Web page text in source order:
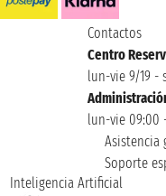
Contactos
Centro
lun-vie 9/19 -
lun-vie 09:00
Asistencia
Soporte
Inteligencia Artificial